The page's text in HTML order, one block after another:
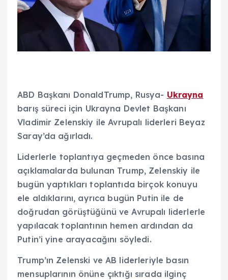
ABD Başkanı DonaldTrump, Rusya- Ukrayna
barış süreci için Ukrayna Devlet Başkanı
Vladimir Zelenskiy ile Avrupalı liderleri Beyaz
Saray’da ağırladı.
Liderlerle toplantıya geçmeden önce basına
açıklamalarda bulunan Trump, Zelenskiy ile
bugün yaptıkları toplantıda birçok konuyu
ele aldıklarını, ayrıca bugün Putin ile de
doğrudan görüştüğünü ve Avrupalı liderlerle
yapılacak toplantının hemen ardından da
Putin’i yine arayacağını söyledi.
Trump’ın Zelenski ve AB liderleriyle basın
mensuplarının önüne çıktığı sırada ilginç